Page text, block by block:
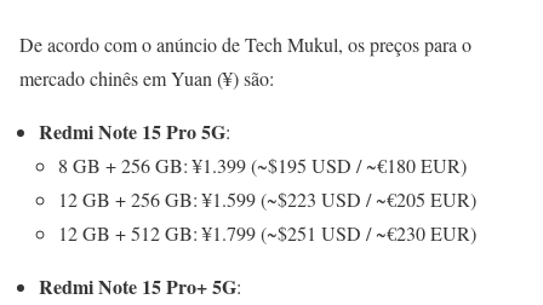
De acordo com o anúncio de Tech Mukul, os preços para o
mercado chinês em Yuan (¥) são:
Redmi Note 15 Pro 5G:
8 GB + 256 GB: ¥1.399 (~$195 USD / ~€180 EUR)
12 GB + 256 GB: ¥1.599 (~$223 USD / ~€205 EUR)
12 GB + 512 GB: ¥1.799 (~$251 USD / ~€230 EUR)
Redmi Note 15 Pro+ 5G: